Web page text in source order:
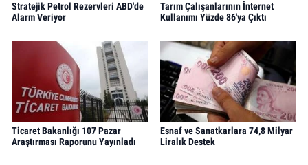
Stratejik Petrol Rezervleri ABD'de
Alarm Veriyor
Tarım Çalışanlarının İnternet
Kullanımı Yüzde 86'ya Çıktı
Ticaret Bakanlığı 107 Pazar
Araştırması Raporunu Yayınladı
Esnaf ve Sanatkarlara 74,8 Milyar
Liralık Destek